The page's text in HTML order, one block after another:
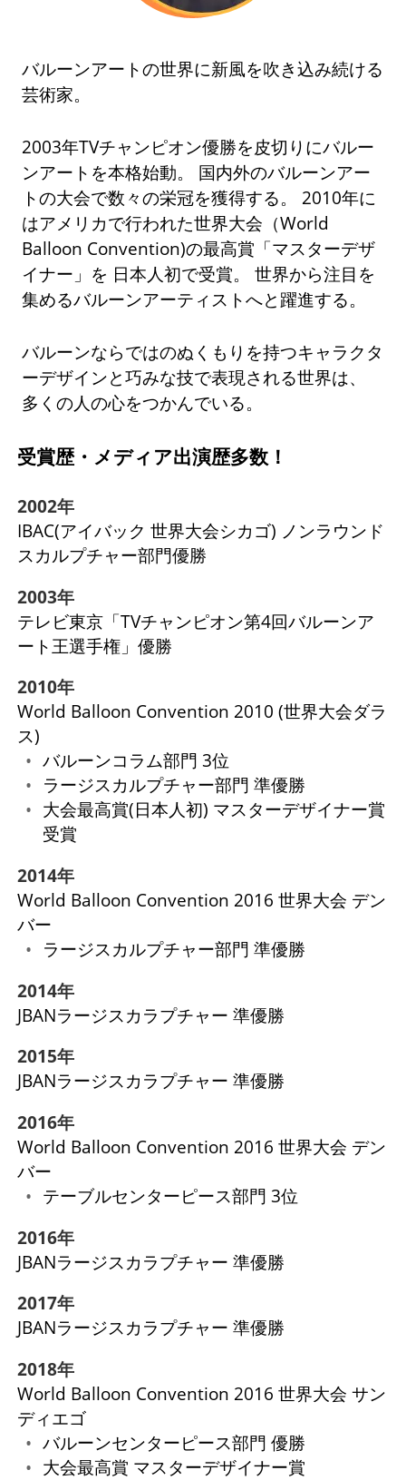
バルーンアートの世界に新風を吹き込み続ける
芸術家。
2003年TVチャンピオン優勝を皮切りにバルー
ンアートを本格始動。 国内外のバルーンアー
トの大会で数々の栄冠を獲得する。 2010年に
はアメリカで行われた世界大会（World
Balloon Convention)の最高賞「マスターデザ
イナー」を 日本人初で受賞。 世界から注目を
集めるバルーンアーティストへと躍進する。
バルーンならではのぬくもりを持つキャラクタ
ーデザインと巧みな技で表現される世界は、
多くの人の心をつかんでいる。
受賞歴・メディア出演歴多数！
2002年
IBAC(アイバック 世界大会シカゴ) ノンラウンド
スカルプチャー部門優勝
2003年
テレビ東京「TVチャンピオン第4回バルーンア
ート王選手権」優勝
2010年
World Balloon Convention 2010 (世界大会ダラ
ス)
バルーンコラム部門 3位
ラージスカルプチャー部門 準優勝
大会最高賞(日本人初) マスターデザイナー賞
受賞
2014年
World Balloon Convention 2016 世界大会 デン
バー
ラージスカルプチャー部門 準優勝
2014年
JBANラージスカラプチャー 準優勝
2015年
JBANラージスカラプチャー 準優勝
2016年
World Balloon Convention 2016 世界大会 デン
バー
テーブルセンターピース部門 3位
2016年
JBANラージスカラプチャー 準優勝
2017年
JBANラージスカラプチャー 準優勝
2018年
World Balloon Convention 2016 世界大会 サン
ディエゴ
バルーンセンターピース部門 優勝
大会最高賞 マスターデザイナー賞